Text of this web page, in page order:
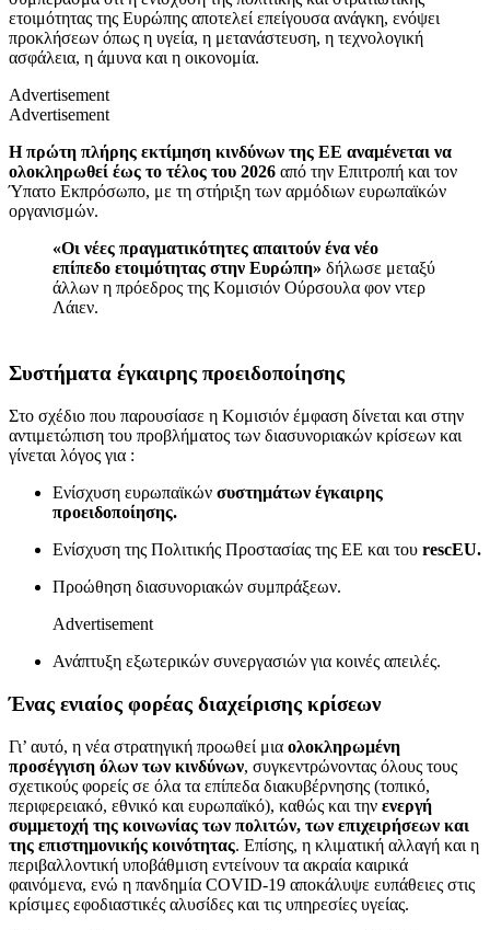
ετοιμότητας της Ευρώπης αποτελεί επείγουσα ανάγκη, ενόψει
προκλήσεων όπως η υγεία, η μετανάστευση, η τεχνολογική
ασφάλεια, η άμυνα και η οικονομία.
Advertisement
Advertisement
Η πρώτη πλήρης εκτίμηση κινδύνων της ΕΕ αναμένεται να
ολοκληρωθεί έως το τέλος του 2026 από την Επιτροπή και τον
Ύπατο Εκπρόσωπο, με τη στήριξη των αρμόδιων ευρωπαϊκών
οργανισμών.
«Οι νέες πραγματικότητες απαιτούν ένα νέο
επίπεδο ετοιμότητας στην Ευρώπη» δήλωσε μεταξύ
άλλων η πρόεδρος της Κομισιόν Ούρσουλα φον ντερ
Λάιεν.
Συστήματα έγκαιρης προειδοποίησης
Στο σχέδιο που παρουσίασε η Κομισιόν έμφαση δίνεται και στην
αντιμετώπιση του προβλήματος των διασυνοριακών κρίσεων και
γίνεται λόγος για :
Ενίσχυση ευρωπαϊκών συστημάτων έγκαιρης
προειδοποίησης.
Ενίσχυση της Πολιτικής Προστασίας της ΕΕ και του rescEU.
Προώθηση διασυνοριακών συμπράξεων.
Advertisement
Ανάπτυξη εξωτερικών συνεργασιών για κοινές απειλές.
Ένας ενιαίος φορέας διαχείρισης κρίσεων
Γι’ αυτό, η νέα στρατηγική προωθεί μια ολοκληρωμένη
προσέγγιση όλων των κινδύνων, συγκεντρώνοντας όλους τους
σχετικούς φορείς σε όλα τα επίπεδα διακυβέρνησης (τοπικό,
περιφερειακό, εθνικό και ευρωπαϊκό), καθώς και την ενεργή
συμμετοχή της κοινωνίας των πολιτών, των επιχειρήσεων και
της επιστημονικής κοινότητας. Επίσης, η κλιματική αλλαγή και η
περιβαλλοντική υποβάθμιση εντείνουν τα ακραία καιρικά
φαινόμενα, ενώ η πανδημία COVID-19 αποκάλυψε ευπάθειες στις
κρίσιμες εφοδιαστικές αλυσίδες και τις υπηρεσίες υγείας.